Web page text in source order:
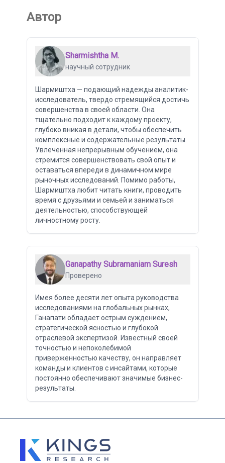
Автор
Sharmishtha M.
научный сотрудник
Шармиштха — подающий надежды аналитик-
исследователь, твердо стремящийся достичь
совершенства в своей области. Она
тщательно подходит к каждому проекту,
глубоко вникая в детали, чтобы обеспечить
комплексные и содержательные результаты.
Увлеченная непрерывным обучением, она
стремится совершенствовать свой опыт и
оставаться впереди в динамичном мире
рыночных исследований. Помимо работы,
Шармиштха любит читать книги, проводить
время с друзьями и семьей и заниматься
деятельностью, способствующей
личностному росту.
Ganapathy Subramaniam Suresh
Проверено
Имея более десяти лет опыта руководства
исследованиями на глобальных рынках,
Ганапати обладает острым суждением,
стратегической ясностью и глубокой
отраслевой экспертизой. Известный своей
точностью и непоколебимой
приверженностью качеству, он направляет
команды и клиентов с инсайтами, которые
постоянно обеспечивают значимые бизнес-
результаты.